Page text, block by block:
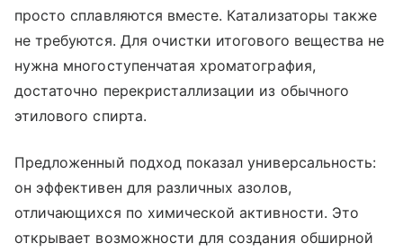
просто сплавляются вместе. Катализаторы также
не требуются. Для очистки итогового вещества не
нужна многоступенчатая хроматография,
достаточно перекристаллизации из обычного
этилового спирта.
Предложенный подход показал универсальность:
он эффективен для различных азолов,
отличающихся по химической активности. Это
открывает возможности для создания обширной